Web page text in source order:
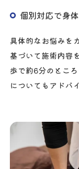
個別対応で身
具体的なお悩みを
基づいて施術内容
歩で約6分のとこ
についてもアドバ